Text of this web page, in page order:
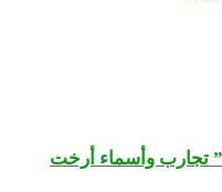
تجارب وأسماء أرخت